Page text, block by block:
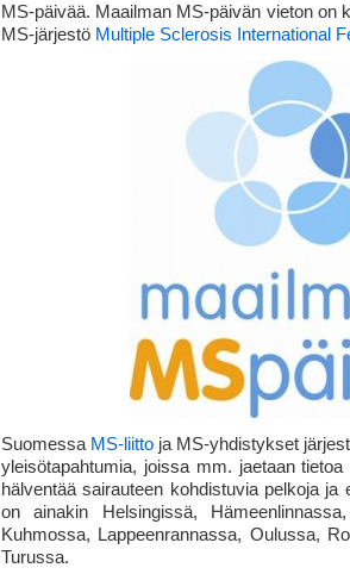
MS-päivää. Maailman MS-päivän vieton on
MS-järjestö Multiple Sclerosis International
Suomessa MS-liitto ja MS-yhdistykset
yleisö­tapahtumia, joissa mm. jaetaan
hälventää sairauteen kohdistuvia pelkoja ja
on ainakin Helsingissä,
Kuhmossa, Lappeenrannassa, Oulussa,
Turussa.